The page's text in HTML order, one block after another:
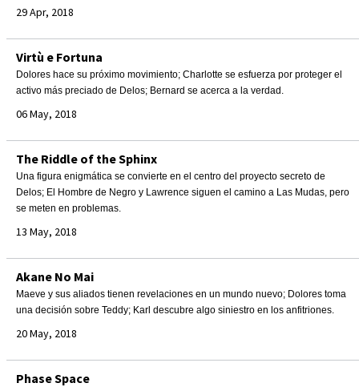
29 Apr, 2018
Virtù e Fortuna
Dolores hace su próximo movimiento; Charlotte se esfuerza por proteger el
activo más preciado de Delos; Bernard se acerca a la verdad.
06 May, 2018
The Riddle of the Sphinx
Una figura enigmática se convierte en el centro del proyecto secreto de
Delos; El Hombre de Negro y Lawrence siguen el camino a Las Mudas, pero
se meten en problemas.
13 May, 2018
Akane No Mai
Maeve y sus aliados tienen revelaciones en un mundo nuevo; Dolores toma
una decisión sobre Teddy; Karl descubre algo siniestro en los anfitriones.
20 May, 2018
Phase Space